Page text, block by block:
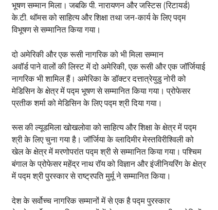
भूषण सम्मान मिला। जबकि पी. नारायणन और जस्टिस (रिटायर्ड)
के.टी. थॉमस को साहित्य और शिक्षा तथा जन-कार्य के लिए पद्म
विभूषण से सम्मानित किया गया।
दो अमेरिकी और एक रूसी नागरिक को भी मिला सम्मान
अवॉर्ड पाने वालों की लिस्ट में दो अमेरिकी, एक रूसी और एक जॉर्जियाई
नागरिक भी शामिल हैं। अमेरिका के डॉक्टर दत्तात्रेयुडु नोरी को
मेडिसिन के क्षेत्र में पद्म भूषण से सम्मानित किया गया। प्रोफेसर
प्रतीक शर्मा को मेडिसिन के लिए पद्म श्री दिया गया।
रूस की ल्यूडमिला खोखलोवा को साहित्य और शिक्षा के क्षेत्र में पद्म
श्री के लिए चुना गया है। जॉर्जिया के व्लादिमीर मेस्तविरीश्विली को
खेल के क्षेत्र में मरणोपरांत पद्म श्री से सम्मानित किया गया। पश्चिम
बंगाल के प्रोफेसर महेंद्र नाथ रॉय को विज्ञान और इंजीनियरिंग के क्षेत्र
में पद्म श्री पुरस्कार से राष्ट्रपति मुर्मू ने सम्मानित किया।
देश के सर्वोच्च नागरिक सम्मानों में से एक है पद्म पुरस्कार